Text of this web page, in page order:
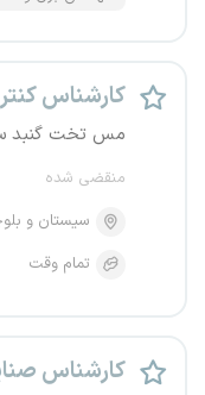
کارشناس
مس تخت گنبد
منقضی شده
سیستان و
تمام وقت
کارشناس